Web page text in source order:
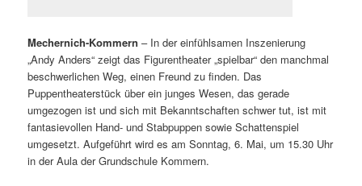
Mechernich-Kommern – In der einfühlsamen Inszenierung
„Andy Anders“ zeigt das Figurentheater „spielbar“ den manchmal
beschwerlichen Weg, einen Freund zu finden. Das
Puppentheaterstück über ein junges Wesen, das gerade
umgezogen ist und sich mit Bekanntschaften schwer tut, ist mit
fantasievollen Hand- und Stabpuppen sowie Schattenspiel
umgesetzt. Aufgeführt wird es am Sonntag, 6. Mai, um 15.30 Uhr
in der Aula der Grundschule Kommern.